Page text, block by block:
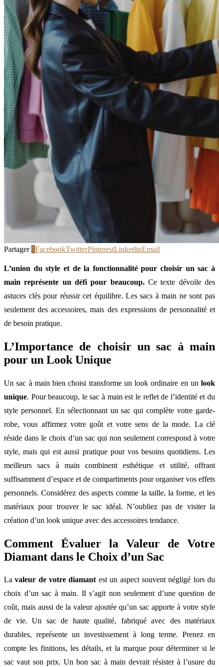
Partager FacebookTwitterPinterestLinkedinEmail
L’union du style et de la fonctionnalité pour choisir un sac à
main représente un défi pour beaucoup.Ce texte dévoile des
astuces clés pour réussir cet équilibre. Les sacs à main ne sont pas
seulement des accessoires, mais des expressions de personnalité et
de besoin pratique.
L’Importance de choisir un sac à main
pour un Look Unique
Un sac à main bien choisi transforme un look ordinaire en un look
unique. Pour beaucoup, le sac à main est le reflet de l’identité et du
style personnel. En sélectionnant un sac qui complète votre garde-
robe, vous affirmez votre goût et votre sens de la mode. La clé
réside dans le choix d’un sac qui non seulement correspond à votre
style, mais qui est aussi pratique pour vos besoins quotidiens. Les
meilleurs sacs à main combinent esthétique et utilité, offrant
suffisamment d’espace et de compartiments pour organiser vos effets
personnels. Considérez des aspects comme la taille, la forme, et les
matériaux pour trouver le sac idéal. N’oubliez pas de visiter la
création d’un look unique avec des accessoires tendance.
Comment Évaluer la Valeur de Votre
Diamant dans le Choix d’un Sac
Lavaleur de votre diamantest un aspect souvent négligé lors du
choix d’un sac à main. Il s’agit non seulement d’une question de
coût, mais aussi de la valeur ajoutée qu’un sac apporte à votre style
de vie. Un sac de haute qualité, fabriqué avec des matériaux
durables, représente un investissement à long terme. Prenez en
compte les finitions, les détails, et la marque pour déterminer si le
sac vaut son prix. Un bon sac à main devrait résister à l’usure du